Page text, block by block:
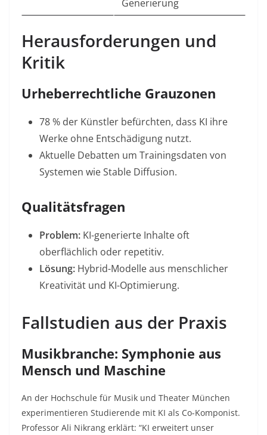
Generierung
Herausforderungen und
Kritik
Urheberrechtliche Grauzonen
78 % der Künstler befürchten, dass KI ihre
Werke ohne Entschädigung nutzt.
Aktuelle Debatten um Trainingsdaten von
Systemen wie Stable Diffusion.
Qualitätsfragen
Problem: KI-generierte Inhalte oft
oberflächlich oder repetitiv.
Lösung: Hybrid-Modelle aus menschlicher
Kreativität und KI-Optimierung.
Fallstudien aus der Praxis
Musikbranche: Symphonie aus
Mensch und Maschine
An der Hochschule für Musik und Theater München
experimentieren Studierende mit KI als Co-Komponist.
Professor Ali Nikrang erklärt: “KI erweitert unser